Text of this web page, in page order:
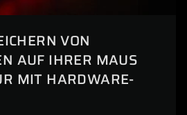
VON
AUF IHRER MAUS
MIT HARDWARE-